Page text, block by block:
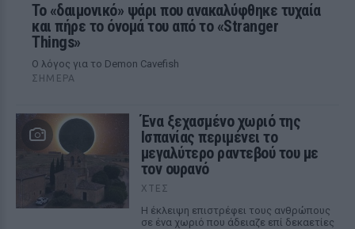
Το «δαιμονικό» ψάρι που ανακαλύφθηκε τυχαία
και πήρε το όνομά του από το «Stranger
Things»
Ο λόγος για το Demon Cavefish
ΣΉΜΕΡΑ
Ένα ξεχασμένο χωριό της
Ισπανίας περιμένει το
μεγαλύτερο ραντεβού του με
τον ουρανό
ΧΤΕΣ
Η έκλειψη επιστρέφει τους ανθρώπους
σε ένα χωριό που άδειαζε επί δεκαετίες